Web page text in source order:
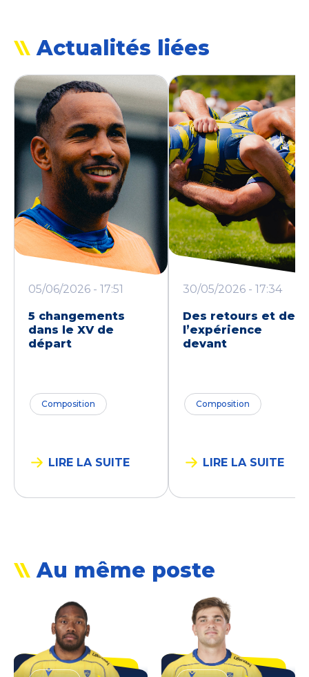
Actualités liées
05/06/2026 - 17:51
5 changements
dans le XV de
départ
Composition
LIRE LA SUITE
30/05/2026 - 17:34
Des retours et de
l’expérience
devant
Composition
LIRE LA SUITE
Au même poste